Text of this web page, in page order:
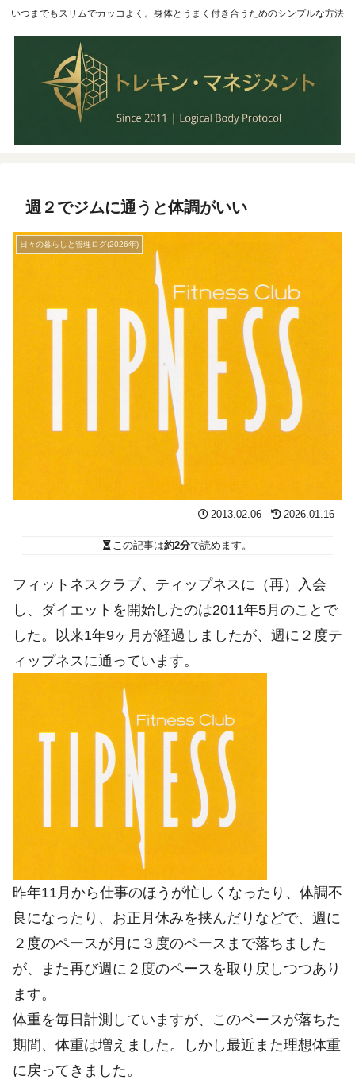
いつまでもスリムでカッコよく。身体とうまく付き合うためのシンプルな方法
週２でジムに通うと体調がいい
日々の暮らしと管理ログ(2026年)
2013.02.06 2026.01.16
この記事は約2分で読めます。
フィットネスクラブ、ティップネスに（再）入会
し、ダイエットを開始したのは2011年5月のことで
した。以来1年9ヶ月が経過しましたが、週に２度テ
ィップネスに通っています。
昨年11月から仕事のほうが忙しくなったり、体調不
良になったり、お正月休みを挟んだりなどで、週に
２度のペースが月に３度のペースまで落ちました
が、また再び週に２度のペースを取り戻しつつあり
ます。
体重を毎日計測していますが、このペースが落ちた
期間、体重は増えました。しかし最近また理想体重
に戻ってきました。